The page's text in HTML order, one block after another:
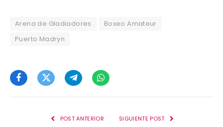
Arena de Gladiadores
Boxeo Amateur
Puerto Madryn
FacebookTwitterTelegramWhatsApp
POST ANTERIOR SIGUIENTE POST